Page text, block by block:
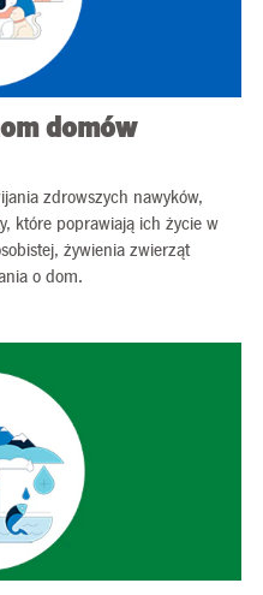
domów
zdrowszych nawyków,
które poprawiają ich życie w
żywienia zwierząt
o dom.